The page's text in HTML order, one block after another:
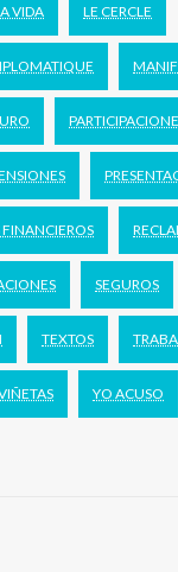
VIDA LE CERCLE
SEGUROS
TEXTOS
YO ACUSO